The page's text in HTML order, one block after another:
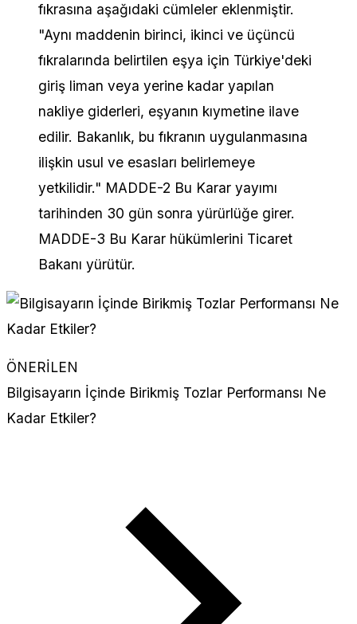
fıkrasına aşağıdaki cümleler eklenmiştir.
"Aynı maddenin birinci, ikinci ve üçüncü
fıkralarında belirtilen eşya için Türkiye'deki
giriş liman veya yerine kadar yapılan
nakliye giderleri, eşyanın kıymetine ilave
edilir. Bakanlık, bu fıkranın uygulanmasına
ilişkin usul ve esasları belirlemeye
yetkilidir." MADDE-2 Bu Karar yayımı
tarihinden 30 gün sonra yürürlüğe girer.
MADDE-3 Bu Karar hükümlerini Ticaret
Bakanı yürütür.
ÖNERİLEN
Bilgisayarın İçinde Birikmiş Tozlar Performansı Ne
Kadar Etkiler?